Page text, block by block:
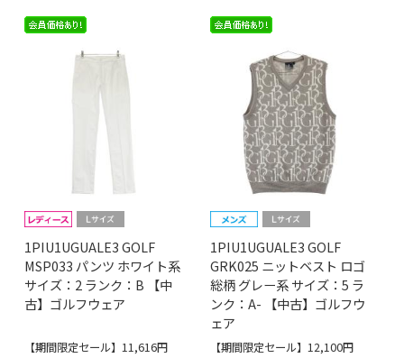
1PIU1UGUALE3 GOLF
MSP033 パンツ ホワイト系
サイズ：2 ランク：B 【中
古】ゴルフウェア
【期間限定セール】11,616円
1PIU1UGUALE3 GOLF
GRK025 ニットベスト ロゴ
総柄 グレー系 サイズ：5 ラ
ンク：A- 【中古】ゴルフウ
ェア
【期間限定セール】12,100円